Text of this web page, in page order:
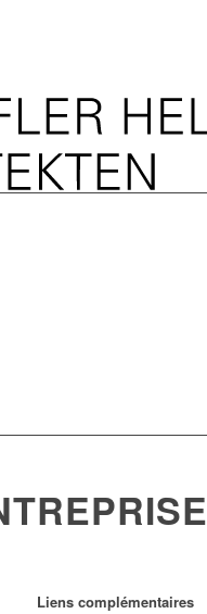
Liens complémentaires